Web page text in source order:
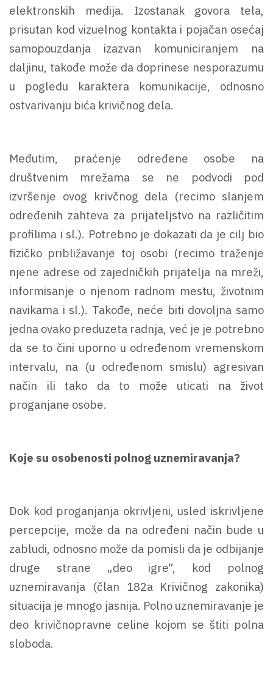
elektronskih medija. Izostanak govora tela,
prisutan kod vizuelnog kontakta i pojačan osećaj
samopouzdanja izazvan komuniciranjem na
daljinu, takođe može da doprinese nesporazumu
u pogledu karaktera komunikacije, odnosno
ostvarivanju bića krivičnog dela.
Međutim, praćenje određene osobe na
društvenim mrežama se ne podvodi pod
izvršenje ovog krivčnog dela (recimo slanjem
određenih zahteva za prijateljstvo na različitim
profilima i sl.). Potrebno je dokazati da je cilj bio
fizičko približavanje toj osobi (recimo traženje
njene adrese od zajedničkih prijatelja na mreži,
informisanje o njenom radnom mestu, životnim
navikama i sl.). Takođe, neće biti dovoljna samo
jedna ovako preduzeta radnja, već je je potrebno
da se to čini uporno u određenom vremenskom
intervalu, na (u određenom smislu) agresivan
način ili tako da to može uticati na život
proganjane osobe.
Koje su osobenosti polnog uznemiravanja?
Dok kod proganjanja okrivljeni, usled iskrivljene
percepcije, može da na određeni način bude u
zabludi, odnosno može da pomisli da je odbijanje
druge strane „deo igre“, kod polnog
uznemiravanja (član 182a Krivičnog zakonika)
situacija je mnogo jasnija. Polno uznemiravanje je
deo krivičnopravne celine kojom se štiti polna
sloboda.